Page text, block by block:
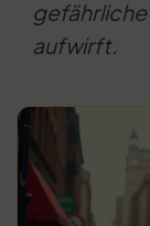
aufwirft.